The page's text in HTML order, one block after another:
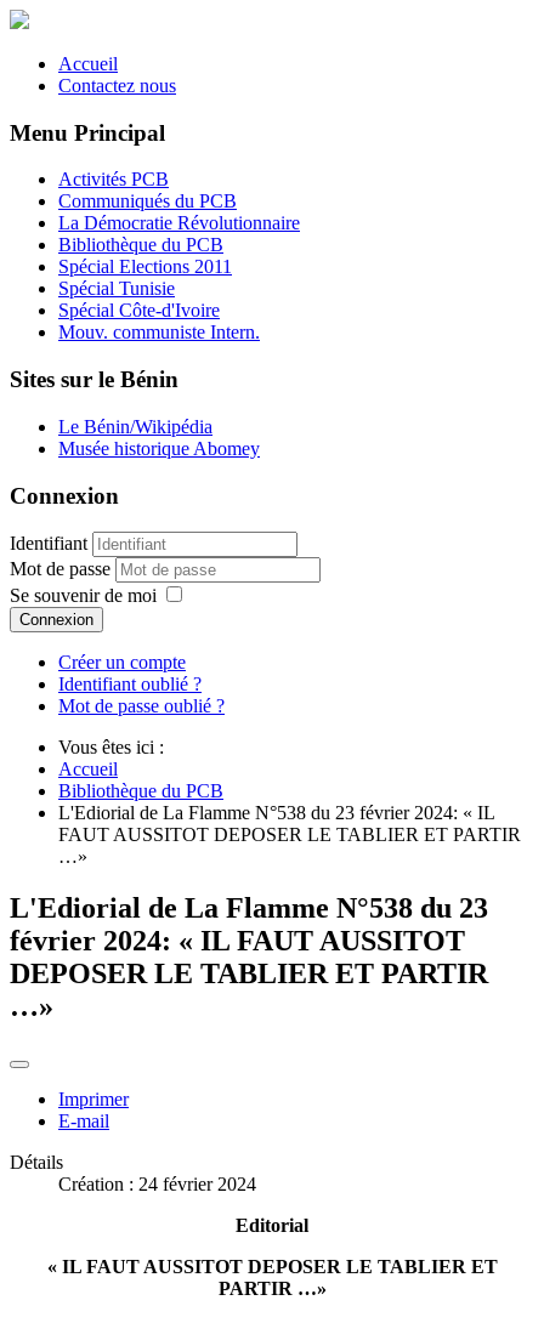
Accueil
Contactez nous
Menu Principal
Activités PCB
Communiqués du PCB
La Démocratie Révolutionnaire
Bibliothèque du PCB
Spécial Elections 2011
Spécial Tunisie
Spécial Côte-d'Ivoire
Mouv. communiste Intern.
Sites sur le Bénin
Le Bénin/Wikipédia
Musée historique Abomey
Connexion
Identifiant
Mot de passe
Se souvenir de moi
Connexion
Créer un compte
Identifiant oublié ?
Mot de passe oublié ?
Vous êtes ici :
Accueil
Bibliothèque du PCB
L'Ediorial de La Flamme N°538 du 23 février 2024: « IL
FAUT AUSSITOT DEPOSER LE TABLIER ET PARTIR
…»
L'Ediorial de La Flamme N°538 du 23
février 2024: « IL FAUT AUSSITOT
DEPOSER LE TABLIER ET PARTIR
…»
Imprimer
E-mail
Détails
Création : 24 février 2024
Editorial
« IL FAUT AUSSITOT DEPOSER LE TABLIER ET
PARTIR …»